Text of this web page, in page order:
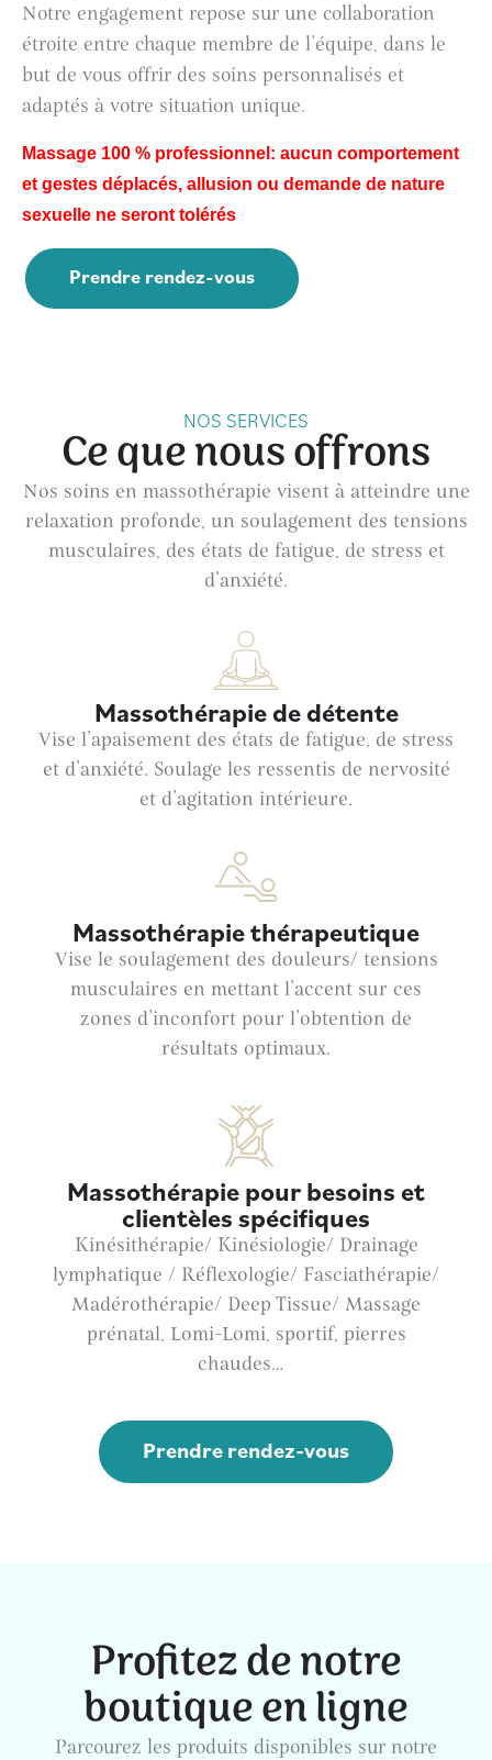
Notre engagement repose sur une collaboration
étroite entre chaque membre de l’équipe, dans le
but de vous offrir des soins personnalisés et
adaptés à votre situation unique.
Massage 100 % professionnel: aucun comportement
et gestes déplacés, allusion ou demande de nature
sexuelle ne seront tolérés
Prendre rendez-vous
NOS SERVICES
Ce que nous offrons
Nos soins en massothérapie visent à atteindre une
relaxation profonde, un soulagement des tensions
musculaires, des états de fatigue, de stress et
d’anxiété.
Massothérapie de détente
Vise l’apaisement des états de fatigue, de stress
et d’anxiété. Soulage les ressentis de nervosité
et d’agitation intérieure.
Massothérapie thérapeutique
Vise le soulagement des douleurs/ tensions
musculaires en mettant l’accent sur ces
zones d’inconfort pour l’obtention de
résultats optimaux.
Massothérapie pour besoins et
clientèles spécifiques
Kinésithérapie/ Kinésiologie/ Drainage
lymphatique / Réflexologie/ Fasciathérapie/
Madérothérapie/ Deep Tissue/ Massage
prénatal, Lomi-Lomi, sportif, pierres
chaudes…
Prendre rendez-vous
Profitez de notre
boutique en ligne
Parcourez les produits disponibles sur notre